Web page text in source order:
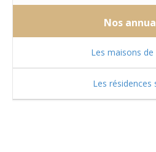
Nos
Les maisons
Les résidences